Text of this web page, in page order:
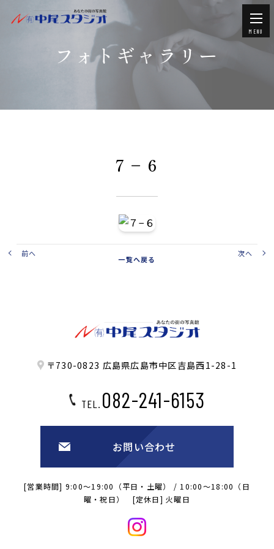
フォトギャラリー
MENU
７−６
前へ
一覧へ戻る
次へ
〒730-0823 広島県広島市中区吉島西1-28-1
TEL. 082-241-6153
お問い合わせ
[営業時間] 9:00～19:00（平日・土曜） / 10:00～18:00（日
曜・祝日） [定休日] 火曜日